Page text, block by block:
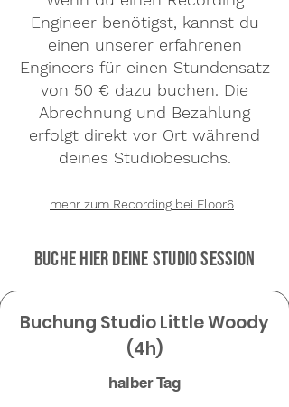
Engineer benötigst, kannst du
einen unserer erfahrenen
Engineers für einen Stundensatz
von 50 € dazu buchen. Die
Abrechnung und Bezahlung
erfolgt direkt vor Ort während
deines Studiobesuchs.
mehr zum Recording bei Floor6
Buche hier Deine Studio Session
Buchung Studio Little Woody
(4h)
halber Tag